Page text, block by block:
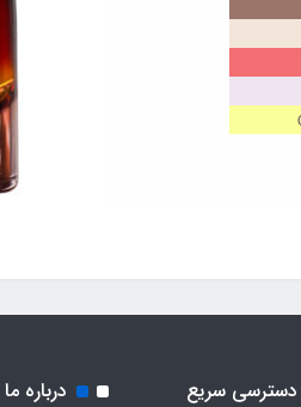
دسترسی سریع درباره ما